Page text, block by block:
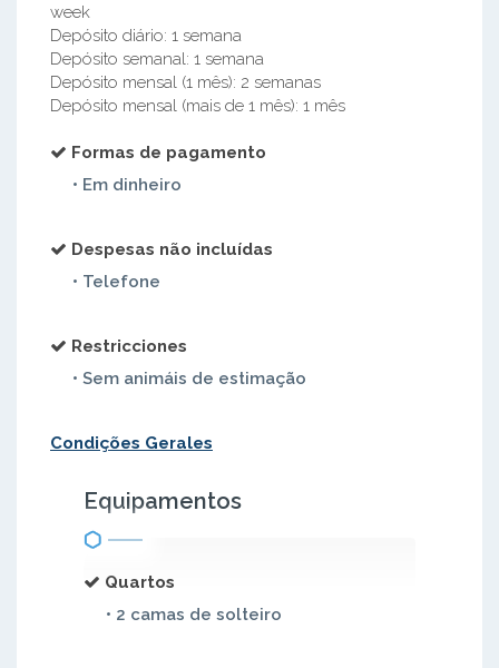
week
Depósito diário: 1 semana
Depósito semanal: 1 semana
Depósito mensal (1 mês): 2 semanas
Depósito mensal (mais de 1 mês): 1 mês
Formas de pagamento
• Em dinheiro
Despesas não incluídas
• Telefone
Restricciones
• Sem animáis de estimação
Condições Gerales
Equipamentos
Quartos
• 2 camas de solteiro